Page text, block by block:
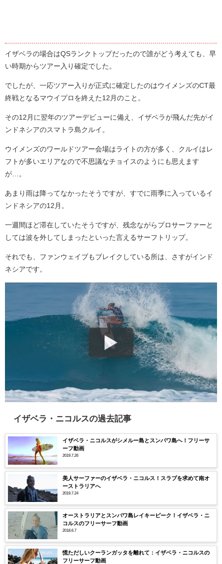
イザベラの場合はQSランクトップだったので誰がどう考えても、早
い時期からツアー入り確定でした。
でしたが、一応ツアー入りが正式に確定したのはウイメンズのCT最
終戦となるマウイプロを終えた12月のこと。
その12月に翌年のツアーデビューに備え、イザベラが飛んだ先がイ
ンドネシアのスマトラ島クルイ。
ウイメンズのワールドツアー会場はライトの方が多く、クルイはレ
フトが多いエリアなので不思議なチョイスのようにも思えます
が…。
あまり雨は降ってなかったそうですが、すでに雨季に入っているイ
ンドネシアの12月。
一週間ほど滞在していたそうですが、残念ながらプロサーファーと
しては波を外してしまったといった言えるサーフトリップ。
それでも、ファンウェイブもブレイクしている所は、さすがインド
ネシアです。
イザベラ・ニコルスの過去記事
イザベラ・ニコルスがシメルー島とスンバワ島へ！フリーサ
ーフ動画
2019.7.26
美人サーファーのイザベラ・ニコルス！スラブを求めて南オ
ーストラリアへ
2019.7.24
オーストラリアとスンバワ島レイキーピーク！イザベラ・ニ
コルスのフリーサーフ動画
2018.6.7
慌ただしいクーランガッタを離れて：イザベラ・ニコルスの
フリーサーフ動画